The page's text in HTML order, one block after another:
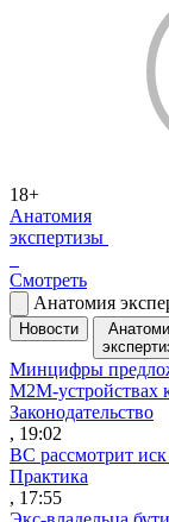
18+
Анатомия
экспертизы
Смотреть
Анатомия
Новости
Минцифры
M2M-устройствах
Законодательство
, 19:02
ВС рассмотрит
Практика
, 17:55